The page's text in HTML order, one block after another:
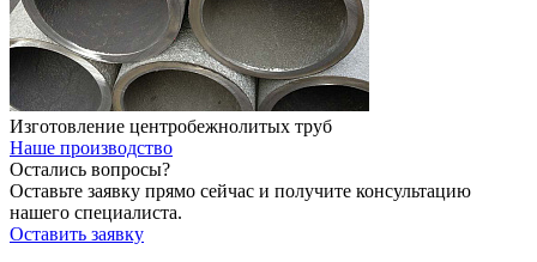
Изготовление центробежнолитых труб
Наше производство
Остались вопросы?
Оставьте заявку прямо сейчас и получите консультацию
нашего специалиста.
Оставить заявку